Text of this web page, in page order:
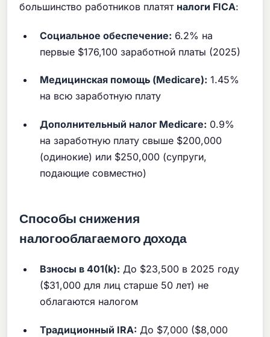
большинство работников платят налоги FICA:
Социальное обеспечение: 6.2% на
первые $176,100 заработной платы (2025)
Медицинская помощь (Medicare): 1.45%
на всю заработную плату
Дополнительный налог Medicare: 0.9%
на заработную плату свыше $200,000
(одинокие) или $250,000 (супруги,
подающие совместно)
Способы снижения
налогооблагаемого дохода
Взносы в 401(k): До $23,500 в 2025 году
($31,000 для лиц старше 50 лет) не
облагаются налогом
Традиционный IRA: До $7,000 ($8,000